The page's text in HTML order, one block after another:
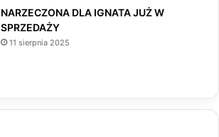
NARZECZONA DLA IGNATA JUŻ W
SPRZEDAŻY
11 sierpnia 2025